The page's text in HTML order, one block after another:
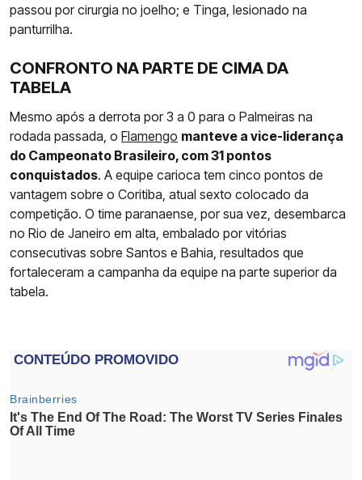
passou por cirurgia no joelho; e Tinga, lesionado na
panturrilha.
CONFRONTO NA PARTE DE CIMA DA
TABELA
Mesmo após a derrota por 3 a 0 para o Palmeiras na
rodada passada, o Flamengo manteve a vice-liderança
do Campeonato Brasileiro, com 31 pontos
conquistados. A equipe carioca tem cinco pontos de
vantagem sobre o Coritiba, atual sexto colocado da
competição. O time paranaense, por sua vez, desembarca
no Rio de Janeiro em alta, embalado por vitórias
consecutivas sobre Santos e Bahia, resultados que
fortaleceram a campanha da equipe na parte superior da
tabela.